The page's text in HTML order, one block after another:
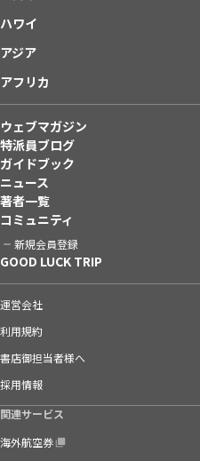
ハワイ
アジア
アフリカ
ウェブマガジン
特派員ブログ
ガイドブック
ニュース
著者一覧
コミュニティ
新規会員登録
GOOD LUCK TRIP
運営会社
利用規約
書店御担当者様へ
採用情報
関連サービス
海外航空券